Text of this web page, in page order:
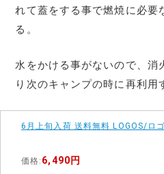
れて蓋をする事で燃焼に必要
る。
水をかける事がないので、消
り次のキャンプの時に再利用
6月上旬入荷 送料無料 LOGOS/ロ
価格: 6,490円